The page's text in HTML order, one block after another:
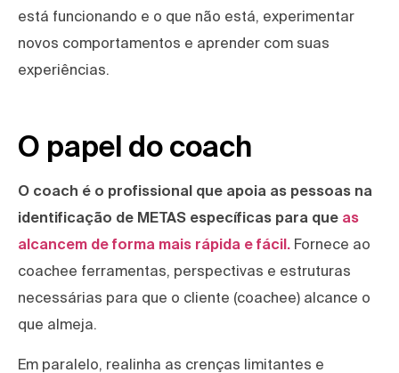
está funcionando e o que não está, experimentar
novos comportamentos e aprender com suas
experiências.
O papel do coach
O coach é o profissional que apoia as pessoas na
identificação de METAS específicas para que as
alcancem de forma mais rápida e fácil. Fornece ao
coachee ferramentas, perspectivas e estruturas
necessárias para que o cliente (coachee) alcance o
que almeja.
Em paralelo, realinha as crenças limitantes e